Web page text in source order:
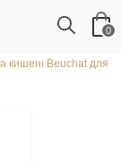
0
кишені Beuchat для